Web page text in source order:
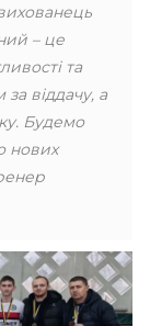
– це
та
віддачу, а
Будемо
нових